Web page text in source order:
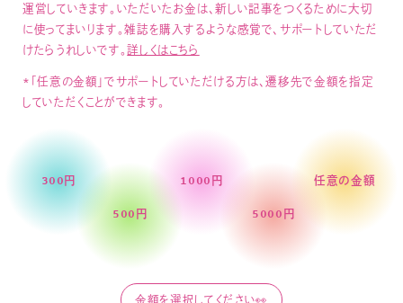
運営していきます。いただいたお金は、新しい記事をつくるために大切
に使ってまいります。雑誌を購入するような感覚で、サポートしていただ
けたらうれしいです。詳しくはこちら
*「任意の金額」でサポートしていただける方は、遷移先で金額を指定
していただくことができます。
300円
500円
1000円
5000円
任意の金額